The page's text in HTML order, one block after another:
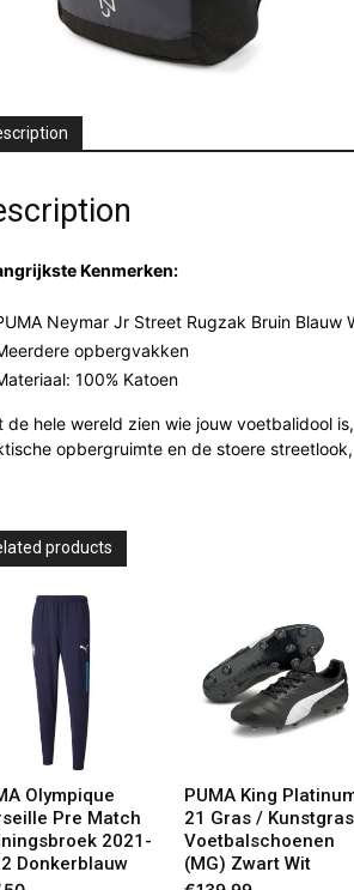
Kenmerken:
Neymar Jr Street Rugzak Bruin Blauw
opbergvakken
100% Katoen
de hele wereld zien wie jouw voetbalidool
opbergruimte en de stoere
products
Olympique
Pre Match
2021-
Donkerblauw
PUMA King
21 Gras / Kunstgras
Voetbalschoenen
(MG) Zwart Wit